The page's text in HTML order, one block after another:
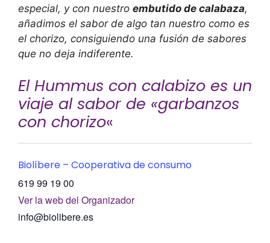
especial, y con nuestro embutido de calabaza,
añadimos el sabor de algo tan nuestro como es
el chorizo, consiguiendo una fusión de sabores
que no deja indiferente.
El Hummus con calabizo es un
viaje al sabor de «garbanzos
con chorizo«
Biolíbere – Cooperativa de consumo
619 99 19 00
Ver la web del Organizador
info@biolibere.es